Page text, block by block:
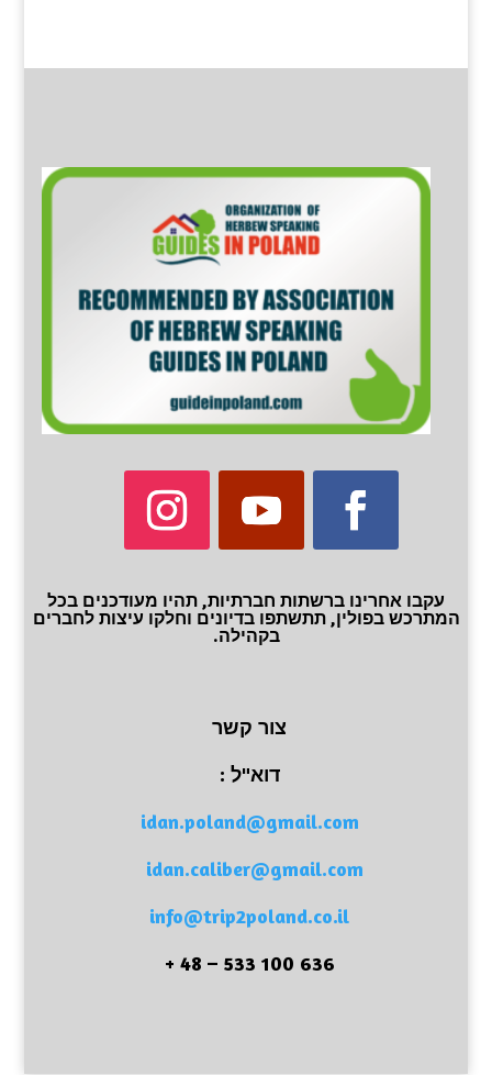
עקבו אחרינו ברשתות חברתיות, תהיו מעודכנים בכל
המתרכש בפולין, תתשתפו בדיונים וחלקו עיצות לחברים
בקהילה.
צור קשר
דוא"ל :
idan.poland@gmail.com
idan.caliber@gmail.com
info@trip2poland.co.il
636 100 533 – 48 +